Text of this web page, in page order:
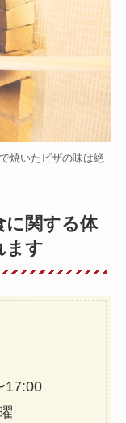
焼いたピザの味は絶
に関する体
ます
17:00